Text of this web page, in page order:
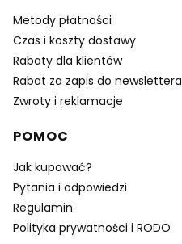
Metody płatności
Czas i koszty dostawy
Rabaty dla klientów
Rabat za zapis do newslettera
Zwroty i reklamacje
POMOC
Jak kupować?
Pytania i odpowiedzi
Regulamin
Polityka prywatności i RODO